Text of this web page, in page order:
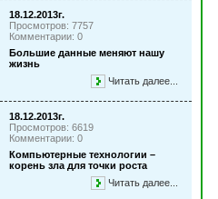
18.12.2013г.
Просмотров: 7757
Комментарии: 0
Большие данные меняют нашу
жизнь
Читать далее...
18.12.2013г.
Просмотров: 6619
Комментарии: 0
Компьютерные технологии –
корень зла для точки роста
Читать далее...